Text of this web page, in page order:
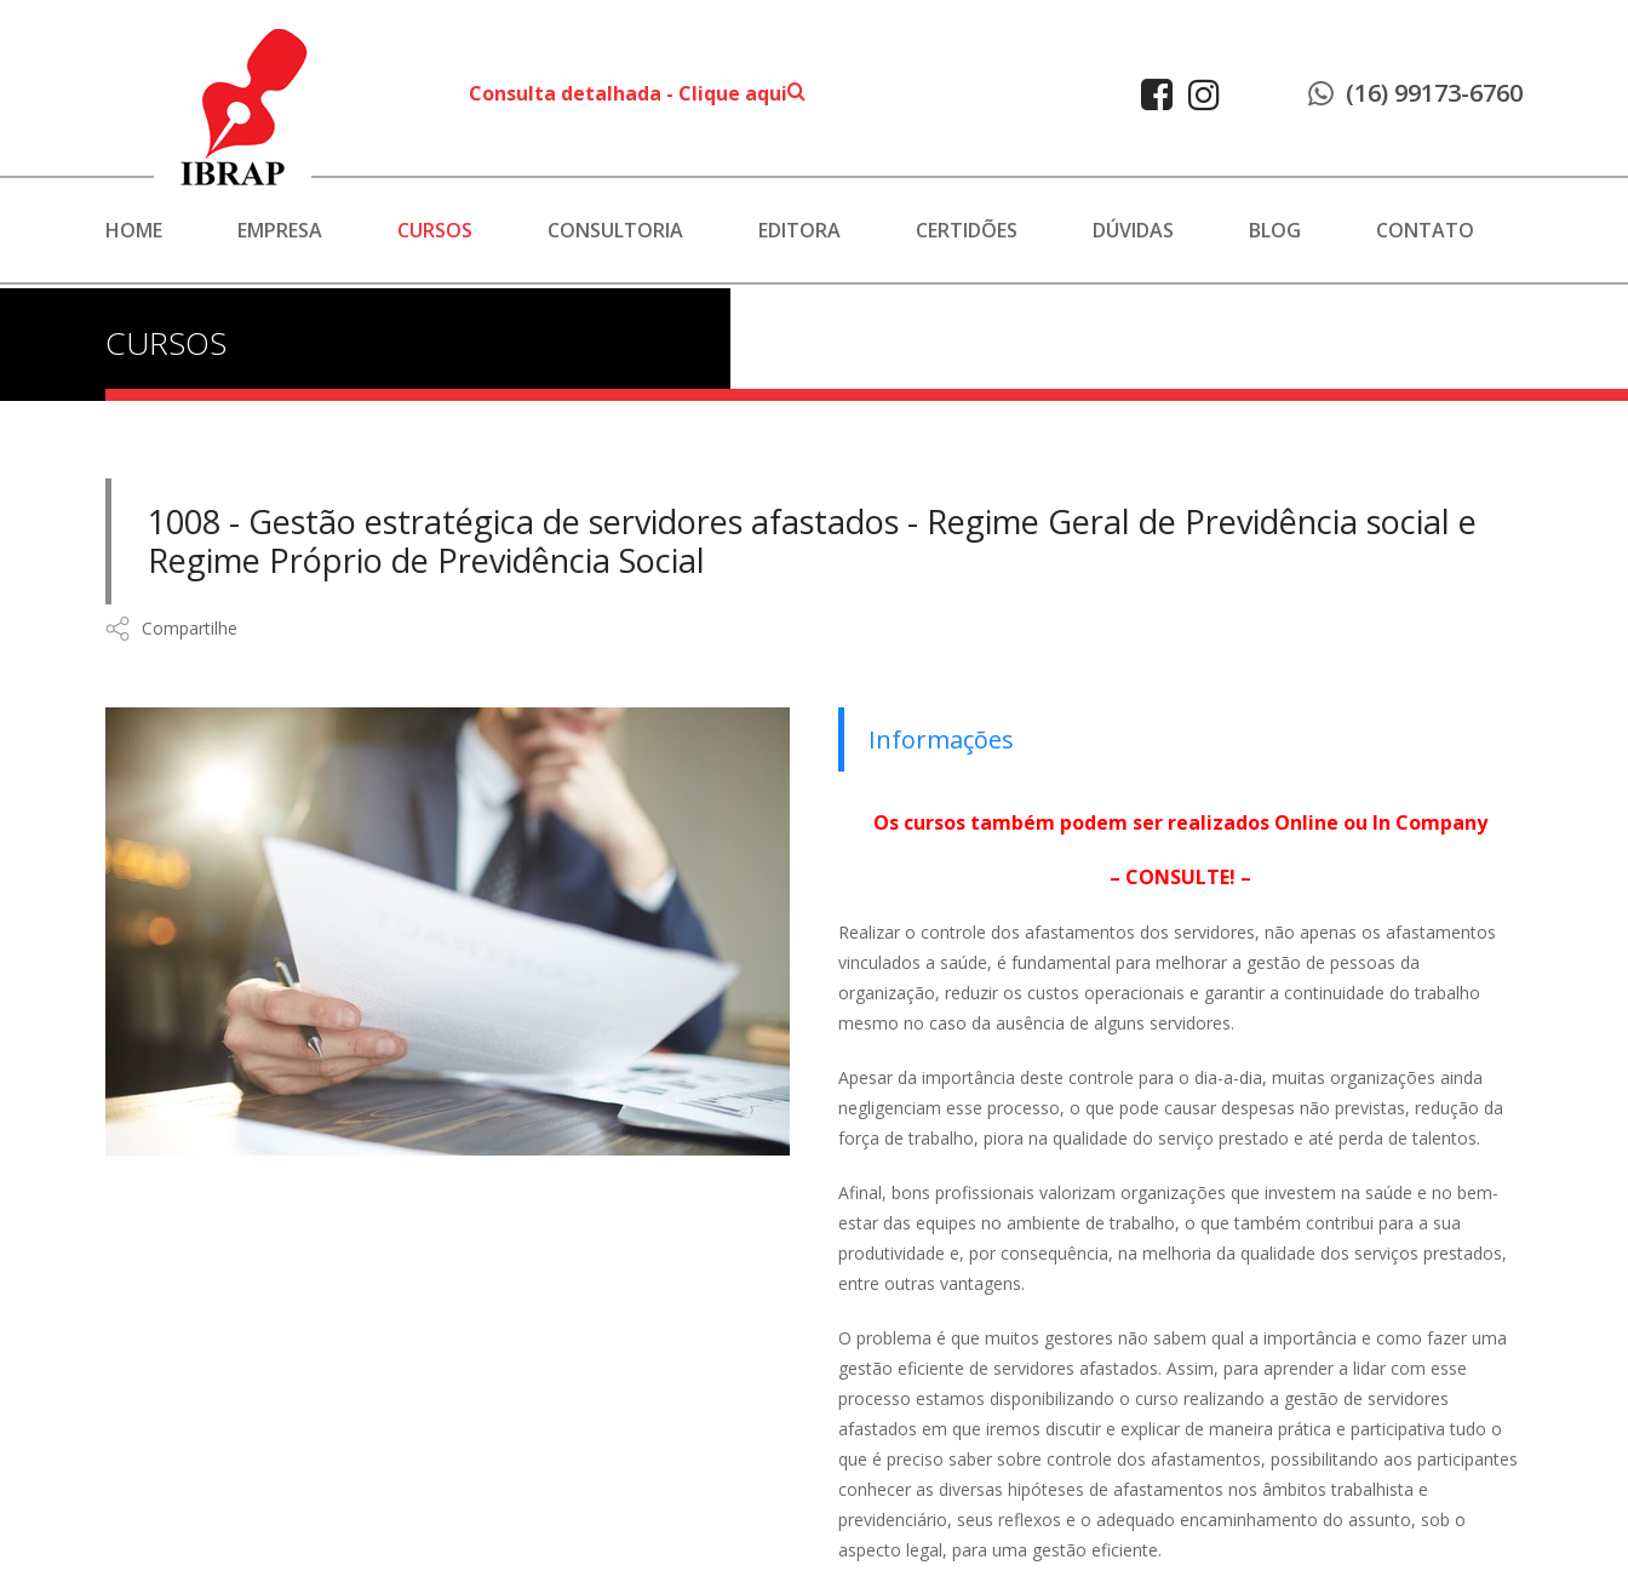
Consulta detalhada - Clique aqui (16) 99173-6760
HOME EMPRESA CURSOS CONSULTORIA EDITORA CERTIDÕES DÚVIDAS BLOG CONTATO
CURSOS
1008 - Gestão estratégica de servidores afastados - Regime Geral de Previdência social e
Regime Próprio de Previdência Social
Compartilhe
Informações
Os cursos também podem ser realizados Online ou In Company
– CONSULTE! –
Realizar o controle dos afastamentos dos servidores, não apenas os afastamentos
vinculados a saúde, é fundamental para melhorar a gestão de pessoas da
organização, reduzir os custos operacionais e garantir a continuidade do trabalho
mesmo no caso da ausência de alguns servidores.
Apesar da importância deste controle para o dia-a-dia, muitas organizações ainda
negligenciam esse processo, o que pode causar despesas não previstas, redução da
força de trabalho, piora na qualidade do serviço prestado e até perda de talentos.
Afinal, bons profissionais valorizam organizações que investem na saúde e no bem-
estar das equipes no ambiente de trabalho, o que também contribui para a sua
produtividade e, por consequência, na melhoria da qualidade dos serviços prestados,
entre outras vantagens.
O problema é que muitos gestores não sabem qual a importância e como fazer uma
gestão eficiente de servidores afastados. Assim, para aprender a lidar com esse
processo estamos disponibilizando o curso realizando a gestão de servidores
afastados em que iremos discutir e explicar de maneira prática e participativa tudo o
que é preciso saber sobre controle dos afastamentos, possibilitando aos participantes
conhecer as diversas hipóteses de afastamentos nos âmbitos trabalhista e
previdenciário, seus reflexos e o adequado encaminhamento do assunto, sob o
aspecto legal, para uma gestão eficiente.